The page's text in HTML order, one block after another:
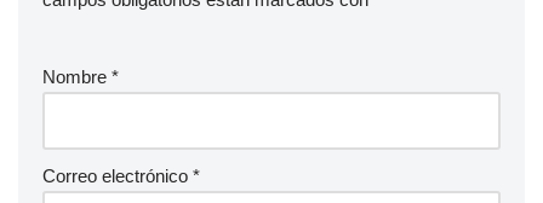
Nombre *
Correo electrónico *